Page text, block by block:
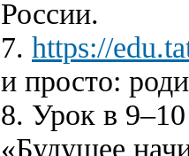
России.
7. https://
и просто:
8. Урок в
«Будущее